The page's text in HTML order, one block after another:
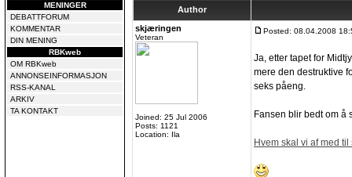
MENINGER
DEBATTFORUM
KOMMENTAR
DIN MENING
RBKweb
OM RBKweb
ANNONSEINFORMASJON
RSS-KANAL
ARKIV
TA KONTAKT
Author
skjæringen
Veteran
Joined: 25 Jul 2006
Posts: 1121
Location: Ila
Posted: 08.04.2008
Ja, etter tapet for
mere den destruktive
seks påeng.
Fansen blir bedt om å
Hvem skal vi af med